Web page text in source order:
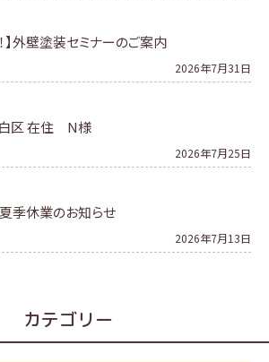
】外壁塗装セミナーのご案内
2026年7月31日
区 在住 N様
2026年7月25日
季休業のお知らせ
2026年7月13日
カテゴリー